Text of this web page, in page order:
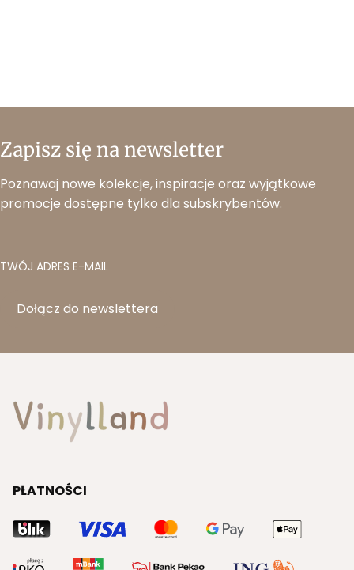
Zapisz się na newsletter
Poznawaj nowe kolekcje, inspiracje oraz wyjątkowe
promocje dostępne tylko dla subskrybentów.
TWÓJ ADRES E-MAIL
Dołącz do newslettera
PŁATNOŚCI